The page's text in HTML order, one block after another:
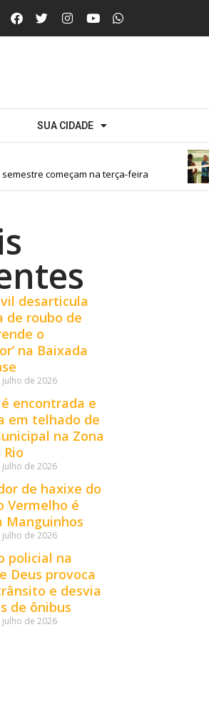
SUA CIDADE
começam na terça-feira
desarticula
de roubo de
o
na Baixada
julho de 2026
encontrada e
em telhado de
na Zona
julho de 2026
de haxixe do
Vermelho é
Manguinhos
julho de 2026
policial na
Deus provoca
e desvia
de ônibus
julho de 2026